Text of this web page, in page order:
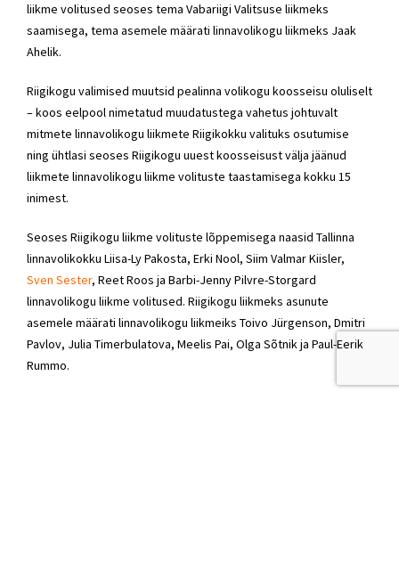
liikme volitused seoses tema Vabariigi Valitsuse liikmeks
saamisega, tema asemele määrati linnavolikogu liikmeks Jaak
Ahelik.
Riigikogu valimised muutsid pealinna volikogu koosseisu oluliselt
– koos eelpool nimetatud muudatustega vahetus johtuvalt
mitmete linnavolikogu liikmete Riigikokku valituks osutumise
ning ühtlasi seoses Riigikogu uuest koosseisust välja jäänud
liikmete linnavolikogu liikme volituste taastamisega kokku 15
inimest.
Seoses Riigikogu liikme volituste lõppemisega naasid Tallinna
linnavolikokku Liisa-Ly Pakosta, Erki Nool, Siim Valmar Kiisler,
Sven Sester, Reet Roos ja Barbi-Jenny Pilvre-Storgard
linnavolikogu liikme volitused. Riigikogu liikmeks asunute
asemele määrati linnavolikogu liikmeiks Toivo Jürgenson, Dmitri
Pavlov, Julia Timerbulatova, Meelis Pai, Olga Sõtnik ja Paul-Eerik
Rummo.